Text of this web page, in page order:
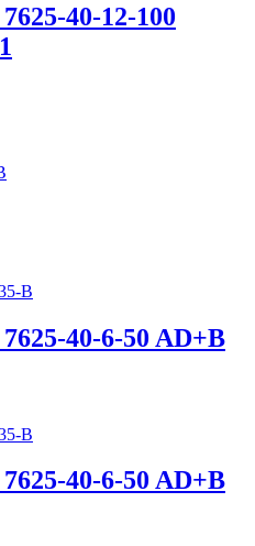
40-12-100
B
40-6-50 AD+B
B
40-6-50 AD+B